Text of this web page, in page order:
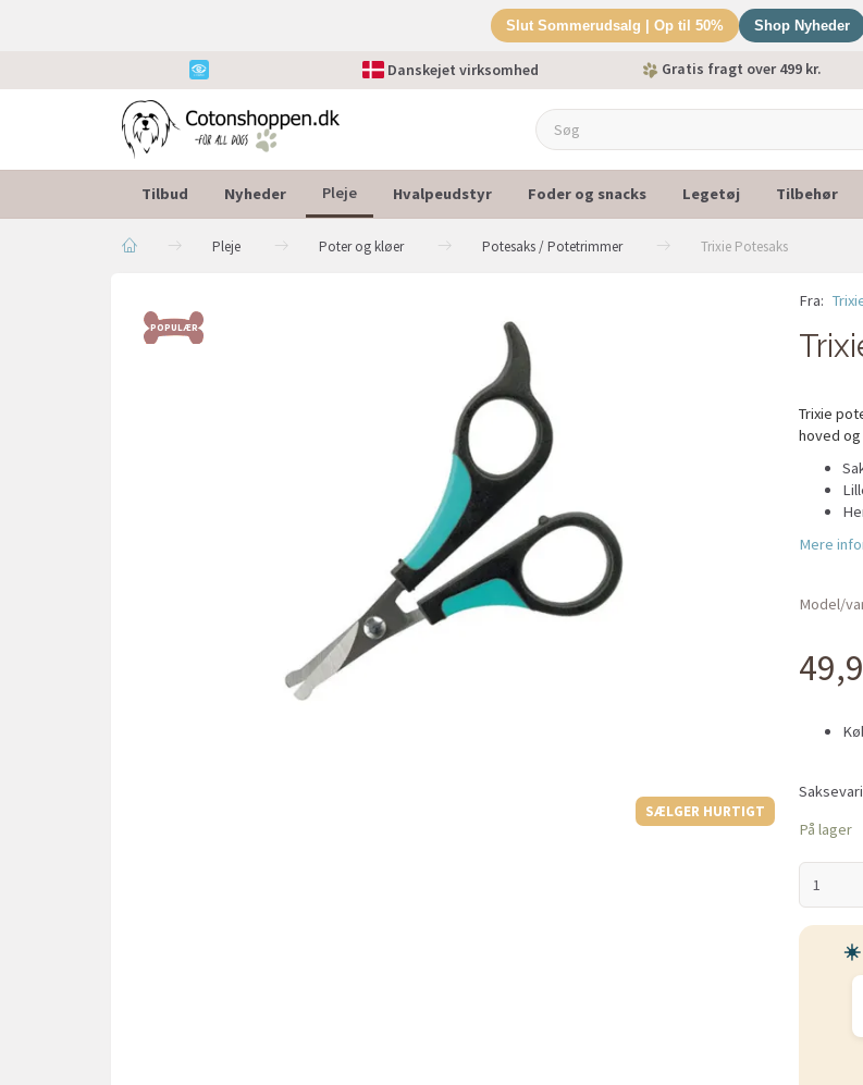
Slut Sommerudsalg | Op til 50% Shop Nyheder
Danskejet virksomhed Gratis fragt over 499 kr.
Tilbud Nyheder Pleje Hvalpeudstyr Foder og snacks Legetøj Tilbehør
Pleje Poter og kløer Potesaks / Potetrimmer Trixie Potesaks
SÆLGER HURTIGT
POPULÆR
Fra:
Trixie
hoved
Mere
Model/
På lager
☀️